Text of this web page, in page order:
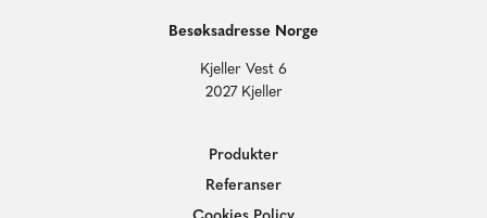
Besøksadresse Norge
Kjeller Vest 6
2027 Kjeller
Produkter
Referanser